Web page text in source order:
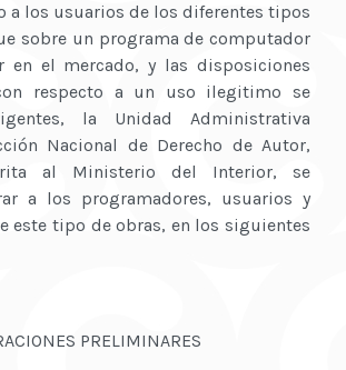
a los usuarios de los diferentes tipos
sobre un programa de computador
en el mercado, y las disposiciones
respecto a un uso ilegitimo se
la Unidad Administrativa
Nacional de Derecho de Autor,
al Ministerio del Interior, se
a los programadores, usuarios y
este tipo de obras, en los siguientes
PRELIMINARES